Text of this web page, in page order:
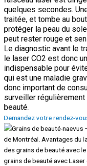
quelques secondes.
traitée, et tombe au
protéger la peau du
peut rester rouge et
Le diagnostic avant le
le laser CO2 est donc
indispensable pour
qui est une maladie
donc important de
surveiller
beauté.
Demandez votre rendez-